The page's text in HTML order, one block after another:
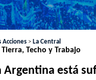
Acciones > La Central
Techo y Trabajo
Argentina está